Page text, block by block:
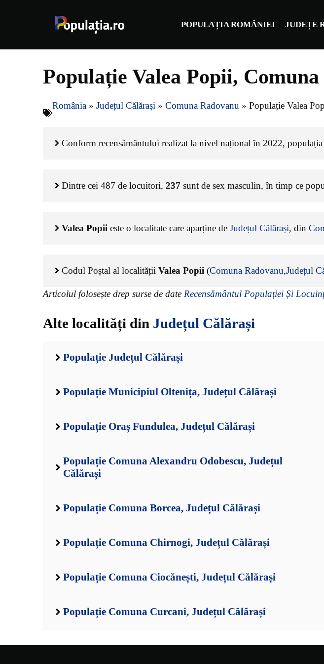
POPULAȚIA ROMÂNIEI JUDEȚE
Populație Valea Popii,
România » Județul Călărași » Comuna Radovanu » Populație Valea
Conform recensământului realizat la nivel național în 2022,
Dintre cei 487 de locuitori, 237 sunt de sex masculin, în timp ce
Valea Popii este o localitate care aparține de Județul Călărași, din
Codul Poștal al localității Valea Popii (Comuna Radovanu,Județul
Articolul folosește drep surse de date Recensământul Populației Și
Alte localități din Județul Călărași
Populație Județul Călărași
Populație Municipiul Oltenița, Județul Călărași
Populație Oraș Fundulea, Județul Călărași
Populație Comuna Alexandru Odobescu, Județul
Călărași
Populație Comuna Borcea, Județul Călărași
Populație Comuna Chirnogi, Județul Călărași
Populație Comuna Ciocănești, Județul Călărași
Populație Comuna Curcani, Județul Călărași